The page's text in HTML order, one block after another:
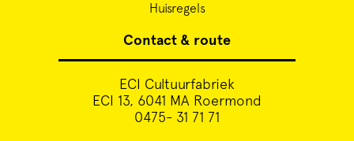
Huisregels
Contact & route
ECI Cultuurfabriek
ECI 13, 6041 MA Roermond
0475- 31 71 71